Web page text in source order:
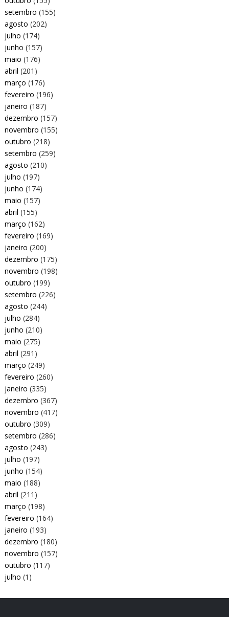
setembro (155)
agosto (202)
julho (174)
junho (157)
maio (176)
abril (201)
março (176)
fevereiro (196)
janeiro (187)
dezembro (157)
novembro (155)
outubro (218)
setembro (259)
agosto (210)
julho (197)
junho (174)
maio (157)
abril (155)
março (162)
fevereiro (169)
janeiro (200)
dezembro (175)
novembro (198)
outubro (199)
setembro (226)
agosto (244)
julho (284)
junho (210)
maio (275)
abril (291)
março (249)
fevereiro (260)
janeiro (335)
dezembro (367)
novembro (417)
outubro (309)
setembro (286)
agosto (243)
julho (197)
junho (154)
maio (188)
abril (211)
março (198)
fevereiro (164)
janeiro (193)
dezembro (180)
novembro (157)
outubro (117)
julho (1)